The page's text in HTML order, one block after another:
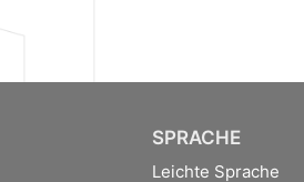
SPRACHE
Leichte Sprache